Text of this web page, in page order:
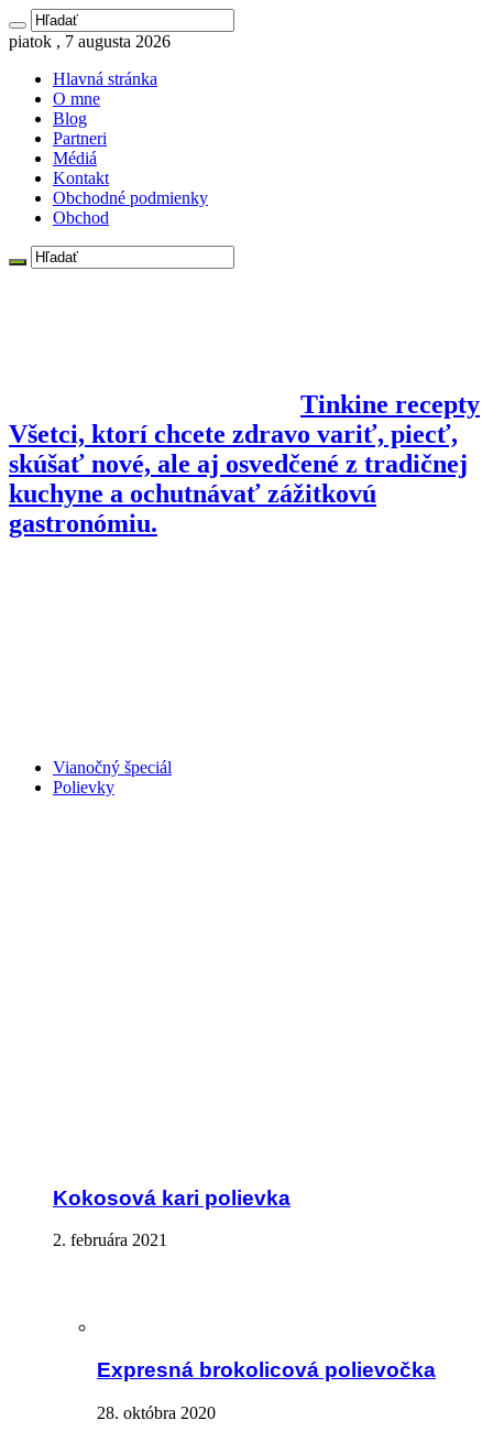
piatok , 7 augusta 2026
Hlavná stránka
O mne
Blog
Partneri
Médiá
Kontakt
Obchodné podmienky
Obchod
Tinkine recepty
Všetci, ktorí chcete zdravo variť, piecť,
skúšať nové, ale aj osvedčené z tradičnej
kuchyne a ochutnávať zážitkovú
gastronómiu.
Vianočný špeciál
Polievky
Kokosová kari polievka
2. februára 2021
Expresná brokolicová polievočka
28. októbra 2020